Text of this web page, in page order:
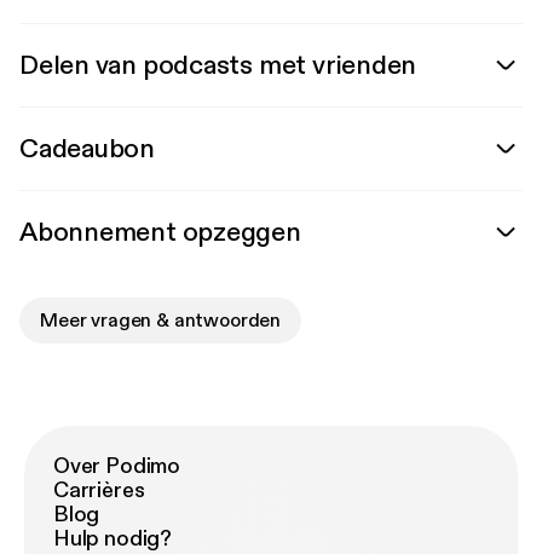
Delen van podcasts met vrienden
Cadeaubon
Abonnement opzeggen
Meer vragen & antwoorden
Over Podimo
Carrières
Blog
Hulp nodig?